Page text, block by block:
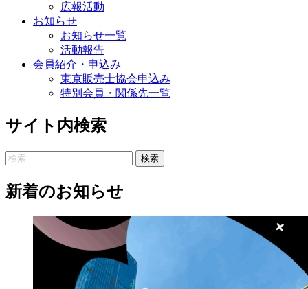
広報活動
お知らせ
お知らせ一覧
活動報告
会員紹介・申込み
東京販売士協会申込み
特別会員・関係先一覧
サイト内検索
検
新着のお知らせ